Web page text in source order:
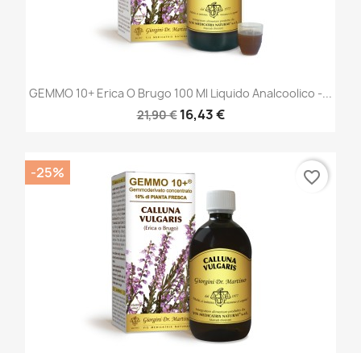
GEMMO 10+ Erica O Brugo 100 Ml Liquido Analcoolico -...
21,90 € 16,43 €
-25% favorite_border